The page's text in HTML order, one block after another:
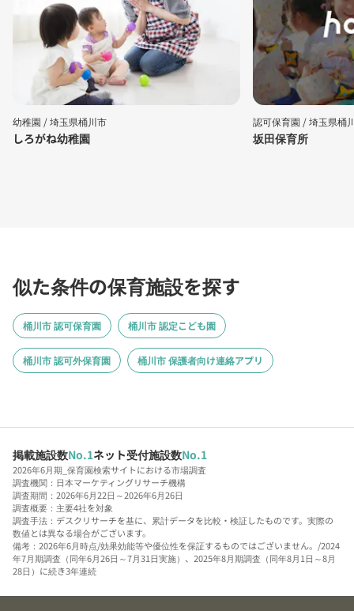
幼稚園 /埼玉県桶川市
しろがね幼稚園
認可保育園 /埼玉県桶
坂田保育所
似た条件の保育施設を探す
桶川市 認可保育園 桶川市 認定こども園
桶川市 認可外保育園 桶川市 保護者向け連絡アプリ
掲載施設数No.1ネット受付施設数No.1
2026年6月期_保育園検索サイトにおける市場調査
調査機関：日本マーケティングリサーチ機構
調査期間：2026年6月22日～2026年6月26日
調査概要：主要4社を対象
調査手法：デスクリサーチを基に、累計データを比較・検証したものです。実際の
数値とは異なる場合がございます。
備考：2026年6月時点/効果効能等や優位性を保証するものではございません。/2024
年7月期調査（同年6月26日～7月31日実施）、2025年8月期調査（同年8月1日～8月
28日）に続き3年連続